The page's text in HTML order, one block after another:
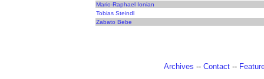
Mario-Raphael Ionian
Tobias Steindl
Zabato Bebe
Archives -- Contact --